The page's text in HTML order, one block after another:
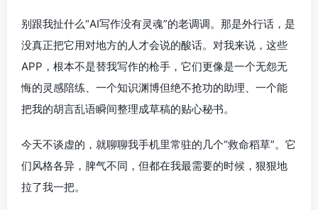
别跟我扯什么“AI写作没有灵魂”的老调调。那是外行话，是
没真正把它用对地方的人才会说的酸话。对我来说，这些
APP，根本不是替我写作的枪手，它们更像是一个无怨无
悔的灵感陪练、一个知识渊博但绝不抢功的助理、一个能
把我的胡言乱语瞬间整理成草稿的贴心秘书。
今天不谈虚的，就聊聊我手机里常驻的几个“救命稻草”。它
们风格各异，脾气不同，但都在我最需要的时候，狠狠地
拉了我一把。